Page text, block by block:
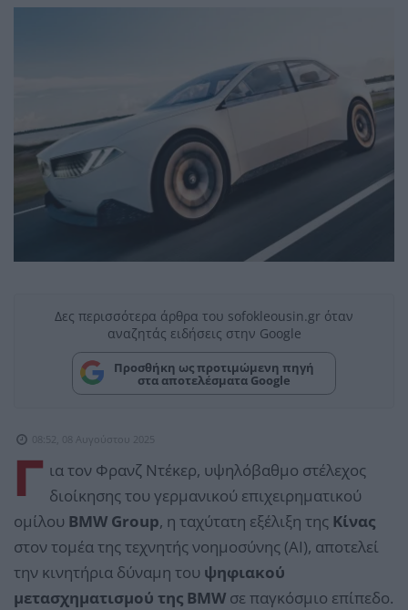
Δες περισσότερα άρθρα του sofokleousin.gr όταν
αναζητάς ειδήσεις στην Google
Προσθήκη ως προτιμώμενη πηγή
στα αποτελέσματα Google
08:52, 08 Αυγούστου 2025
Γ ια τον Φρανζ Ντέκερ, υψηλόβαθμο στέλεχος
διοίκησης του γερμανικού επιχειρηματικού
ομίλου BMW Group, η ταχύτατη εξέλιξη της Κίνας
στον τομέα της τεχνητής νοημοσύνης (AI), αποτελεί
την κινητήρια δύναμη του ψηφιακού
μετασχηματισμού της BMW σε παγκόσμιο επίπεδο.